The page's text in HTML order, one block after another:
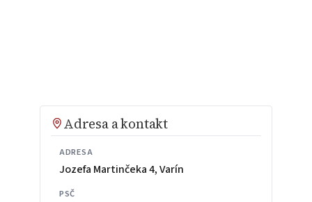
Adresa a kontakt
ADRESA
Jozefa Martinčeka 4, Varín
PSČ